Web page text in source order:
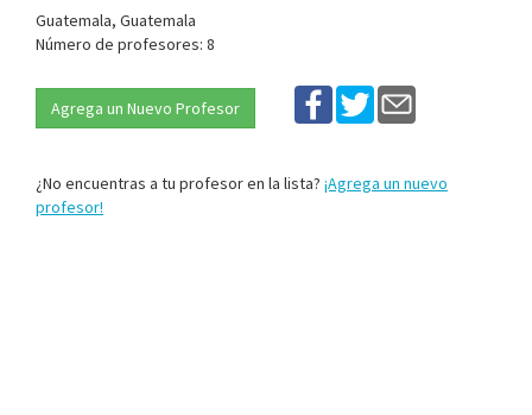
Guatemala, Guatemala
Número de profesores: 8
Agrega un Nuevo Profesor
¿No encuentras a tu profesor en la lista? ¡Agrega un nuevo
profesor!